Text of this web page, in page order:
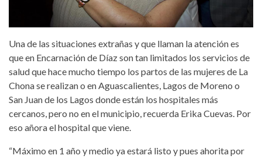
Una de las situaciones extrañas y que llaman la atención es
que en Encarnación de Díaz son tan limitados los servicios de
salud que hace mucho tiempo los partos de las mujeres de La
Chona se realizan o en Aguascalientes, Lagos de Moreno o
San Juan de los Lagos donde están los hospitales más
cercanos, pero no en el municipio, recuerda Erika Cuevas. Por
eso añora el hospital que viene.
“Máximo en 1 año y medio ya estará listo y pues ahorita por